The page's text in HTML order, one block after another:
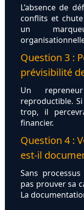
L’absence de
conflits et chute
un
Question 3 :
prévisibilité
Un
reproductible.
trop, il
financier.
Question 4 :
est-il
Sans
pas prouver sa
La